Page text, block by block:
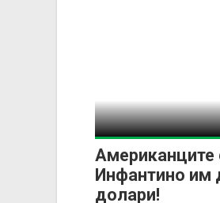
Американците
Инфантино им
долари!